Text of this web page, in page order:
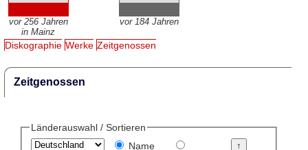
vor 256 Jahren
in Mainz
vor 184 Jahren
Diskographie Werke Zeitgenossen
Zeitgenossen
Länderauswahl / Sortieren
Name